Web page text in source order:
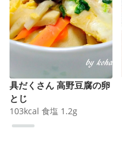
具だくさん 高野豆腐の卵
とじ
103kcal 食塩 1.2g